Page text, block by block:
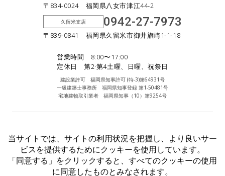
〒834-0024 福岡県八女市津江44-2
久留米支店 0942-27-7973
〒839-0841 福岡県久留米市御井旗崎1-1-18
営業時間 8:00〜17:00
定休日 第2·第4土曜、日曜、祝祭日
建設業許可 福岡県知事許可 (特-3)第64931号
一級建築士事務所 福岡県知事登録 第1-50481号
宅地建物取引業者 福岡県知事（10）第9254号
Instagram